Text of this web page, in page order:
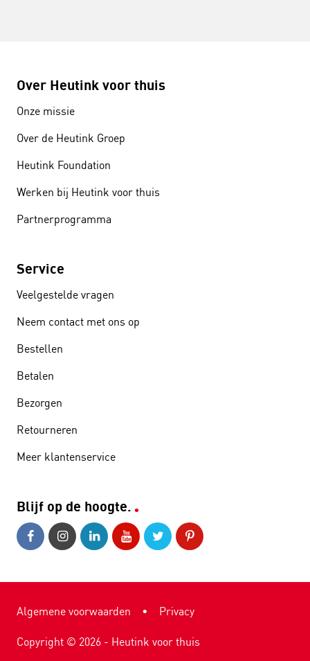
Over Heutink voor thuis
Onze missie
Over de Heutink Groep
Heutink Foundation
Werken bij Heutink voor thuis
Partnerprogramma
Service
Veelgestelde vragen
Neem contact met ons op
Bestellen
Betalen
Bezorgen
Retourneren
Meer klantenservice
Blijf op de hoogte.
Algemene voorwaarden • Privacy
Copyright © 2026 - Heutink voor thuis